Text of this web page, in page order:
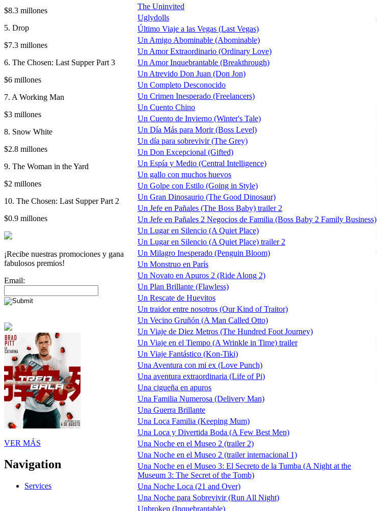
$8.3 millones
5. Drop
$7.3 millones
6. The Chosen: Last Supper Part 3
$6 millones
7. A Working Man
$3 millones
8. Snow White
$2.8 millones
9. The Woman in the Yard
$2 millones
10. The Chosen: Last Supper Part 2
$0.9 millones
¡Recibe nuestras promociones y gana
fabulosos premios!
Email:
VER MÁS
Navigation
Services
The Uninvited
Uglydolls
Último Viaje a las Vegas (Last Vegas)
Un Amigo Abominable (Abominable)
Un Amor Extraordinario (Ordinary Love)
Un Amor Inquebrantable (Breakthrough)
Un Atrevido Don Juan (Don Jon)
Un Completo Desconocido
Un Crimen Inesperado (Freelancers)
Un Cuento Chino
Un Cuento de Invierno (Winter's Tale)
Un Día Más para Morir (Boss Level)
Un día para sobrevivir (The Grey)
Un Don Excepcional (Gifted)
Un Espía y Medio (Central Intelligence)
Un gallo con muchos huevos
Un Golpe con Estilo (Going in Style)
Un Gran Dinosaurio (The Good Dinosaur)
Un Jefe en Pañales (The Boss Baby) trailer 2
Un Jefe en Pañales 2 Negocios de Familia (Boss Baby 2 Family Business)
Un Lugar en Silencio (A Quiet Place)
Un Lugar en Silencio (A Quiet Place) trailer 2
Un Milagro Inesperado (Penguin Bloom)
Un Monstruo en París
Un Novato en Apuros 2 (Ride Along 2)
Un Plan Brillante (Flawless)
Un Rescate de Huevitos
Un traidor entre nosotros (Our Kind of Traitor)
Un Vecino Gruñón (A Man Called Otto)
Un Viaje de Diez Metros (The Hundred Foot Journey)
Un Viaje en el Tiempo (A Wrinkle in Time) trailer
Un Viaje Fantástico (Kon-Tiki)
Una Aventura con mi ex (Love Punch)
Una aventura extraordinaria (Life of Pi)
Una cigueña en apuros
Una Familia Numerosa (Delivery Man)
Una Guerra Brillante
Una Loca Familia (Keeping Mum)
Una Loca y Divertida Boda (A Few Best Men)
Una Noche en el Museo 2 (trailer 2)
Una Noche en el Museo 2 (trailer internacional 1)
Una Noche en el Museo 3: El Secreto de la Tumba (A Night at the
Museum 3: The Secret of the Tomb)
Una Noche Loca (21 and Over)
Una Noche para Sobrevivir (Run All Night)
Unbroken (Inquebrantable)